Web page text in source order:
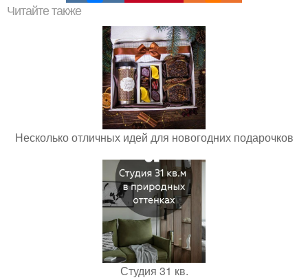
Читайте также
Несколько отличных идей для новогодних подарочков
Студия 31 кв.